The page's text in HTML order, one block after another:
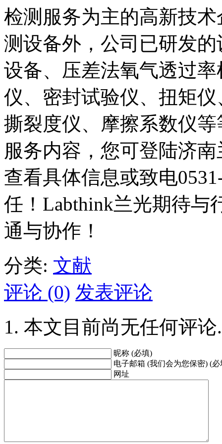
检测服务为主的高新技
测设备外，公司已研发
设备、压差法氧气透过
仪、密封试验仪、扭矩
撕裂度仪、摩擦系数仪
服务内容，您可登陆济
查看具体信息或致电
任！Labthink兰光期待与
通与协作！
分类: 文献
评论 (0) 发表评论
本文目前尚无任何评论.
昵称 (必填)
电子邮箱 (我们会为您保密) (必
网址